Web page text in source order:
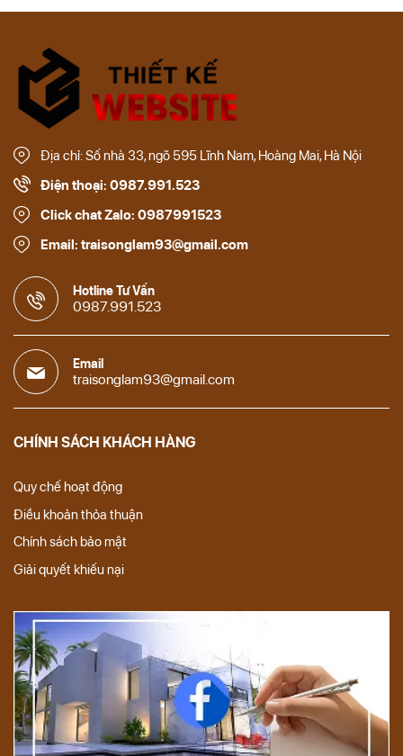
Địa chỉ: Số nhà 33, ngõ 595 Lĩnh Nam, Hoàng Mai, Hà Nội
Điện thoại: 0987.991.523
Click chat Zalo: 0987991523
Email: traisonglam93@gmail.com
Hotline Tư Vấn
0987.991.523
Email
traisonglam93@gmail.com
CHÍNH SÁCH KHÁCH HÀNG
Quy chế hoạt động
Điều khoản thỏa thuận
Chính sách bảo mật
Giải quyết khiếu nại